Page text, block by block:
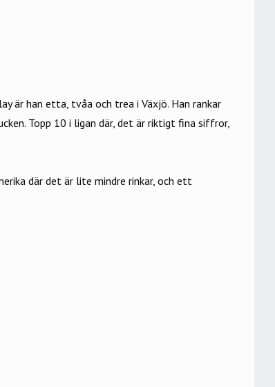
är han etta, tvåa och trea i Växjö. Han rankar
Topp 10 i ligan där, det är riktigt fina siffror,
där det är lite mindre rinkar, och ett